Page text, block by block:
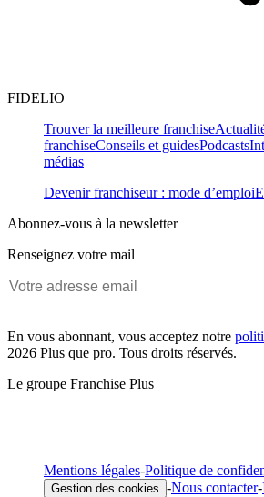
FIDELIO
Trouver la meilleure franchise
franchiseConseils et guidesPodcasts
médias
Devenir franchiseur : mode d’emploi
Abonnez-vous à la newsletter
Renseignez votre mail
En vous abonnant, vous acceptez notre
2026 Plus que pro. Tous droits réservés.
Le groupe Franchise Plus
Mentions légales-Politique de
Gestion des cookies -Nous contacter-